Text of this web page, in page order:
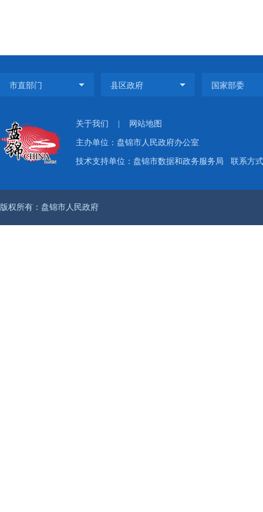
关于我们 网站地图
主办单位：盘锦市人民政府办公室
技术支持单位：盘锦市数据和政务服务局 联系方
版权所有：盘锦市人民政府